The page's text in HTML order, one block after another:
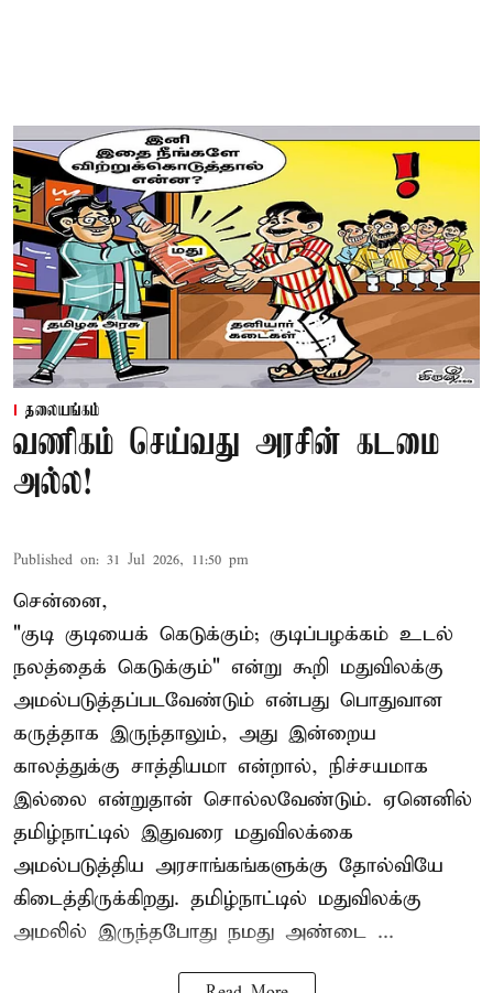
தலையங்கம்
வணிகம் செய்வது அரசின் கடமை
அல்ல!
Published on: 31 Jul 2026, 11:50 pm
சென்னை,
"குடி குடியைக் கெடுக்கும்; குடிப்பழக்கம் உடல்
நலத்தைக் கெடுக்கும்" என்று கூறி மதுவிலக்கு
அமல்படுத்தப்படவேண்டும் என்பது பொதுவான
கருத்தாக இருந்தாலும், அது இன்றைய
காலத்துக்கு சாத்தியமா என்றால், நிச்சயமாக
இல்லை என்றுதான் சொல்லவேண்டும். ஏனெனில்
தமிழ்நாட்டில் இதுவரை மதுவிலக்கை
அமல்படுத்திய அரசாங்கங்களுக்கு தோல்வியே
கிடைத்திருக்கிறது. தமிழ்நாட்டில் மதுவிலக்கு
அமலில் இருந்தபோது நமது அண்டை ...